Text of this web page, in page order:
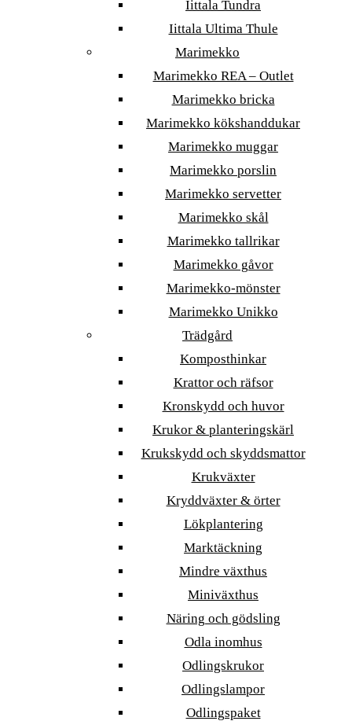
Iittala Tundra
Iittala Ultima Thule
Marimekko
Marimekko REA – Outlet
Marimekko bricka
Marimekko kökshanddukar
Marimekko muggar
Marimekko porslin
Marimekko servetter
Marimekko skål
Marimekko tallrikar
Marimekko gåvor
Marimekko-mönster
Marimekko Unikko
Trädgård
Komposthinkar
Krattor och räfsor
Kronskydd och huvor
Krukor & planteringskärl
Krukskydd och skyddsmattor
Krukväxter
Kryddväxter & örter
Lökplantering
Marktäckning
Mindre växthus
Miniväxthus
Näring och gödsling
Odla inomhus
Odlingskrukor
Odlingslampor
Odlingspaket